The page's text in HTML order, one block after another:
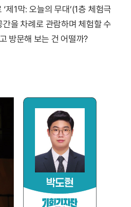
1막: 오늘의 무대’(1층 체험극
간을 차례로 관람하며 체험할 수
방문해 보는 건 어떨까?